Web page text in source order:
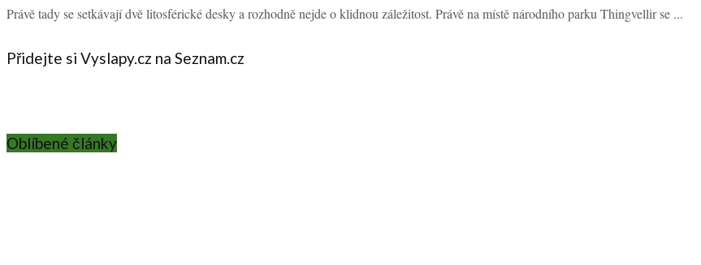
Právě tady se setkávají dvě litosférické desky a rozhodně nejde o klidnou záležitost. Právě na místě národního parku Thingvellir se ...
Přidejte si Vyslapy.cz na Seznam.cz
Oblíbené články